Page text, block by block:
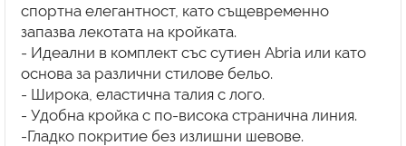
спортна елегантност, като същевременно
запазва лекотата на кройката.
- Идеални в комплект със сутиен Abria или като
основа за различни стилове бельо.
- Широка, еластична талия с лого.
- Удобна кройка с по-висока странична линия.
-Гладко покритие без излишни шевове.